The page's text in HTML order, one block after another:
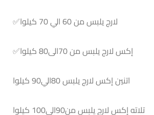
لارج يلبس من 60 الي 70 كيلوا
✅
إكس لارج يلبس من 70الى80 كيلوا
✅
اتنين إكس لارج يلبس 80الي90 كيلوا
تلاته إكس لارج يلبس من90الي100 كيلوا